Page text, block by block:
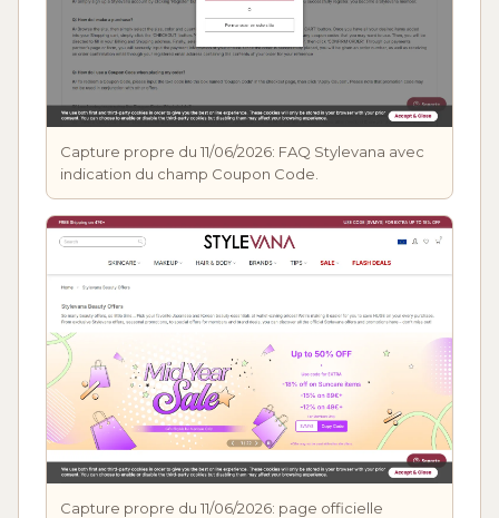
Capture propre du 11/06/2026: FAQ Stylevana avec
indication du champ Coupon Code.
Capture propre du 11/06/2026: page officielle